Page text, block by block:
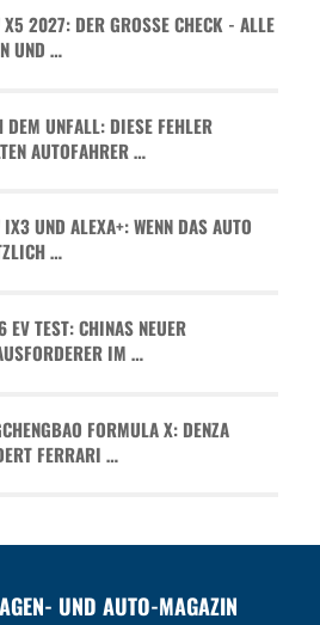
2027: DER GROSSE CHECK - ALLE D
…
DEM UNFALL: DIESE FEHLER
AUTOFAHRER …
UND ALEXA+: WENN DAS AUTO
…
EV TEST: CHINAS NEUER
IM …
FORMULA X: DENZA
FERRARI …
UND AUTO-MAGAZIN